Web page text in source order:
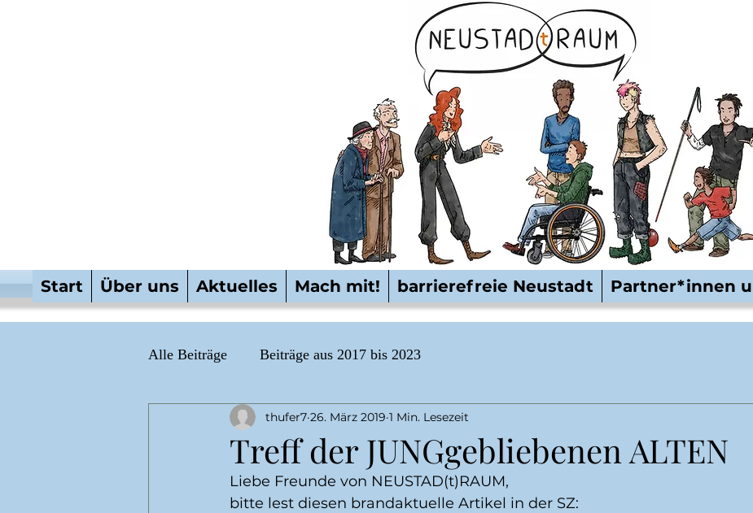
Start Über uns Aktuelles Mach mit! barrierefreie Neustadt Partner*innen
Alle Beiträge Beiträge aus 2017 bis 2023
Treff der JUNGgebliebenen ALTEN
thufer7 26. März 2019 1 Min. Lesezeit
Liebe Freunde von NEUSTAD(t)RAUM,
bitte lest diesen brandaktuelle Artikel in der SZ: